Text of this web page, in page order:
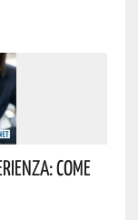
Come